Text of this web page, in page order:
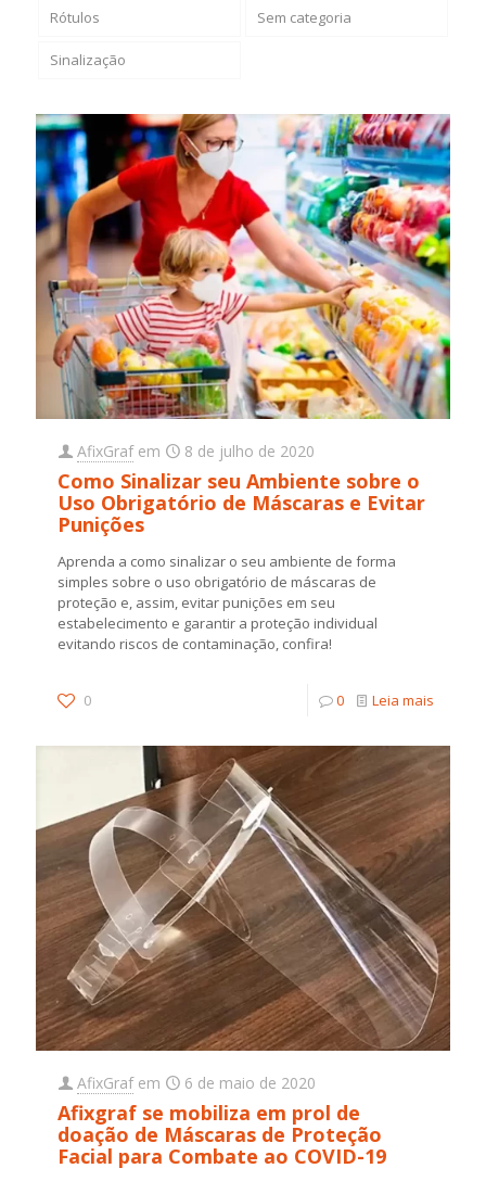
Rótulos Sem categoria
Sinalização
AfixGraf em 8 de julho de 2020
Como Sinalizar seu Ambiente sobre o
Uso Obrigatório de Máscaras e Evitar
Punições
Aprenda a como sinalizar o seu ambiente de forma
simples sobre o uso obrigatório de máscaras de
proteção e, assim, evitar punições em seu
estabelecimento e garantir a proteção individual
evitando riscos de contaminação, confira!
0 0 Leia mais
AfixGraf em 6 de maio de 2020
Afixgraf se mobiliza em prol de
doação de Máscaras de Proteção
Facial para Combate ao COVID-19